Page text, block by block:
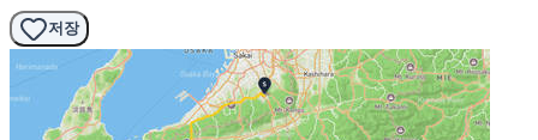
저장